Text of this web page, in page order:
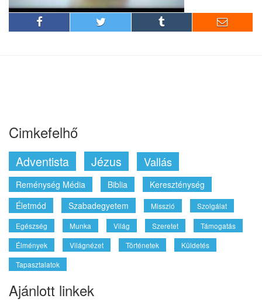
Cimkefelhő
Adventista Jézus Vallás
Reménység Média Biblia
Kereszténység
Életmód
Szabadegyetem Misszió
Szolgálat
Egészség
Munka Világ Szeretet
Támogatás
Élmények
Világnézet Történetek
Küldetés
Tapasztalatok
Ajánlott linkek